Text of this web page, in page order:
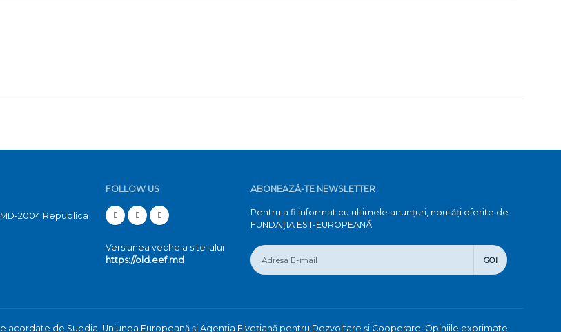
MD-2004 Republica
FOLLOW US
Versiunea veche a site-ului
https://old.eef.md
ABONEAZĂ-TE NEWSLETTER
Pentru a fi informat cu ultimele anunțuri, noutăți oferite de
FUNDAŢIA EST-EUROPEANĂ
GO!
de Suedia, Uniunea Europeană și Agenția Elvețiană pentru Dezvoltare și Cooperare. Opiniile exprimate